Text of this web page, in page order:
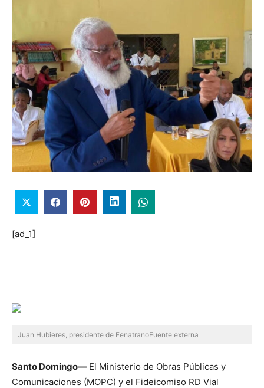
[ad_1]
Juan Hubieres, presidente de FenatranoFuente externa
Santo Domingo— El Ministerio de Obras Públicas y
Comunicaciones (MOPC) y el Fideicomiso RD Vial